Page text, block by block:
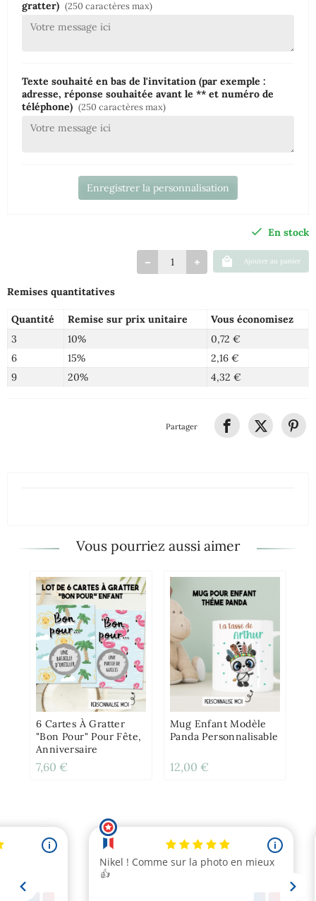
gratter) (250 caractères max)
Texte souhaité en bas de l'invitation (par exemple :
adresse, réponse souhaitée avant le ** et numéro de
téléphone) (250 caractères max)
Enregistrer la personnalisation
En stock
Ajouter au panier
Remises quantitatives
Quantité Remise sur prix unitaire
Vous économisez
3
10%
0,72 €
6
15%
2,16 €
9
20% 4,32 €
Partager
Vous pourriez aussi aimer
6 Cartes À Gratter
"Bon Pour" Pour Fête,
Anniversaire
7,60 €
Mug Enfant Modèle
Panda Personnalisable
12,00 €